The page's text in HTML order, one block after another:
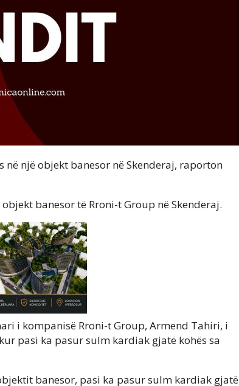
një objekt banesor në Skenderaj, raporton
banesor të Rroni-t Group në Skenderaj.
i kompanisë Rroni-t Group, Armend Tahiri, i
pasi ka pasur sulm kardiak gjatë kohës sa
banesor, pasi ka pasur sulm kardiak gjatë